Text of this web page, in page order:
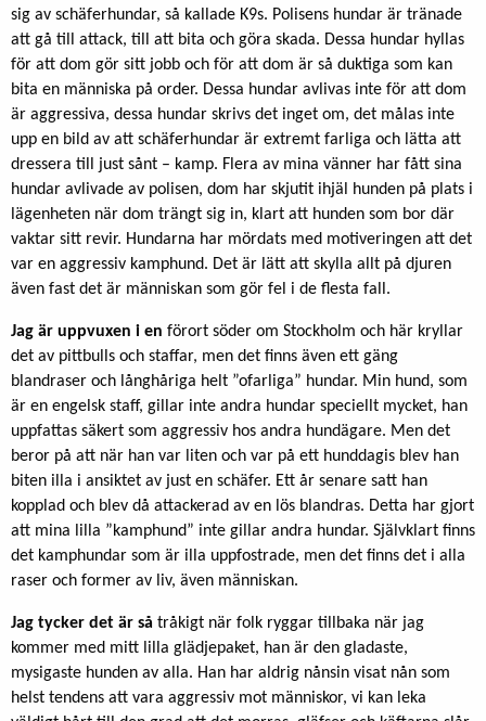
sig av schäferhundar, så kallade K9s. Polisens hundar är tränade
att gå till attack, till att bita och göra skada. Dessa hundar hyllas
för att dom gör sitt jobb och för att dom är så duktiga som kan
bita en människa på order. Dessa hundar avlivas inte för att dom
är aggressiva, dessa hundar skrivs det inget om, det målas inte
upp en bild av att schäferhundar är extremt farliga och lätta att
dressera till just sånt – kamp. Flera av mina vänner har fått sina
hundar avlivade av polisen, dom har skjutit ihjäl hunden på plats i
lägenheten när dom trängt sig in, klart att hunden som bor där
vaktar sitt revir. Hundarna har mördats med motiveringen att det
var en aggressiv kamphund. Det är lätt att skylla allt på djuren
även fast det är människan som gör fel i de flesta fall.
Jag är uppvuxen i en förort söder om Stockholm och här kryllar
det av pittbulls och staffar, men det finns även ett gäng
blandraser och långhåriga helt ”ofarliga” hundar. Min hund, som
är en engelsk staff, gillar inte andra hundar speciellt mycket, han
uppfattas säkert som aggressiv hos andra hundägare. Men det
beror på att när han var liten och var på ett hunddagis blev han
biten illa i ansiktet av just en schäfer. Ett år senare satt han
kopplad och blev då attackerad av en lös blandras. Detta har gjort
att mina lilla ”kamphund” inte gillar andra hundar. Självklart finns
det kamphundar som är illa uppfostrade, men det finns det i alla
raser och former av liv, även människan.
Jag tycker det är så tråkigt när folk ryggar tillbaka när jag
kommer med mitt lilla glädjepaket, han är den gladaste,
mysigaste hunden av alla. Han har aldrig nånsin visat nån som
helst tendens att vara aggressiv mot människor, vi kan leka